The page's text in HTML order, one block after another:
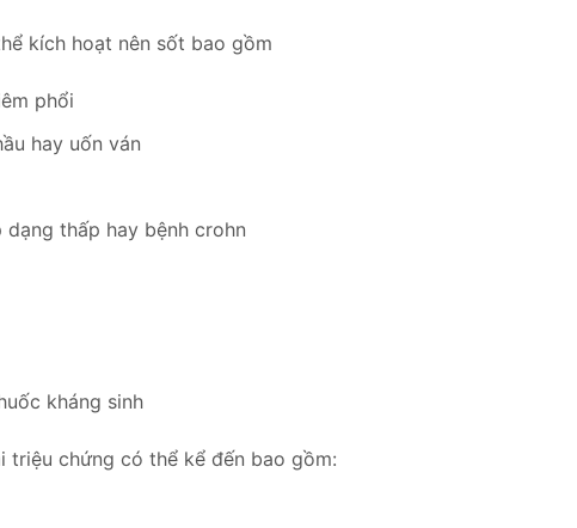
kích hoạt nên sốt bao gồm
phổi
hay uốn ván
thấp hay bệnh crohn
kháng sinh
triệu chứng có thể kể đến bao gồm: